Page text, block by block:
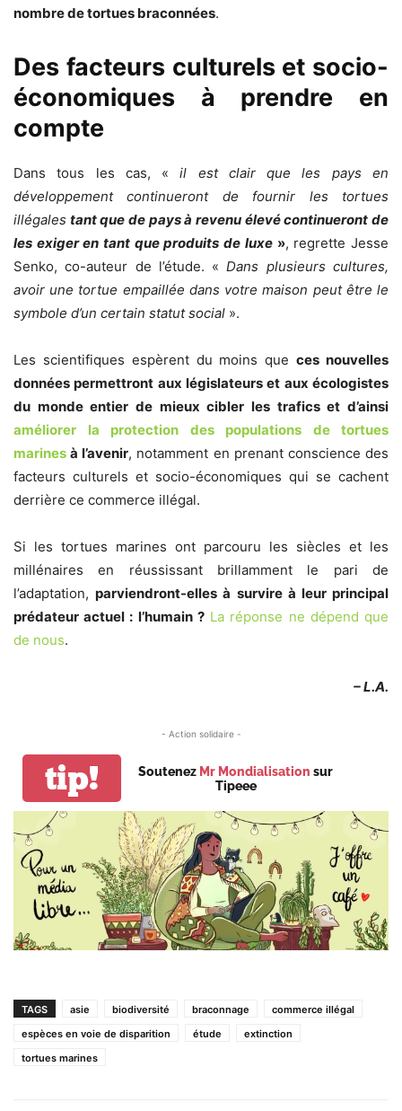
nombre de tortues braconnées.
Des facteurs culturels et socio-
économiques à prendre en
compte
Dans tous les cas, «il est clair que les pays en
développement continueront de fournir les tortues
illégales tant que de pays à revenu élevé continueront de
les exiger en tant que produits de luxe», regrette Jesse
Senko, co-auteur de l’étude. «Dans plusieurs cultures,
avoir une tortue empaillée dans votre maison peut être le
symbole d’un certain statut social ».
Les scientifiques espèrent du moins queces nouvelles
données permettront aux législateurs et aux écologistes
du monde entier de mieux cibler les trafics et d’ainsi
améliorer la protection des populations de tortues
marines à l’avenir, notamment en prenant conscience des
facteurs culturels et socio-économiques qui se cachent
derrière ce commerce illégal.
Si les tortues marines ont parcouru les siècles et les
millénaires en réussissant brillamment le pari de
l’adaptation,parviendront-elles à survire à leur principal
prédateur actuel : l’humain ? La réponse ne dépend que
de nous.
– L.A.
- Action solidaire -
tip! Soutenez Mr Mondialisation sur
Tipeee
TAGS asie biodiversité braconnage
commerce illégal
espèces en voie de disparition
étude
extinction
tortues marines